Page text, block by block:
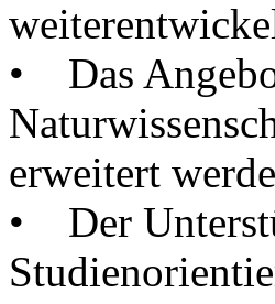
• Das
erweitert
• Der